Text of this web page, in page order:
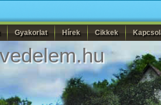
Gyakorlat Hírek Cikkek